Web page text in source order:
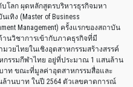
โลก ผุดหลักสูตรบริหารธุรกิจมหา
ง (Master of Business
Management) ครั้งแรกของสถาบัน
นวิชาการเข้ากับภาคธุรกิจที่มี
วยไทยในเชิงอุตสาหกรรมสร้างสรรค์
กรรมกีฬาไทย อยู่ที่ประมาณ 1 แสนล้าน
าท ขณะที่มูลค่าอุตสาหกรรมสื่อและ
านบาท ในปี 2564 ตัวเลขคาดการณ์